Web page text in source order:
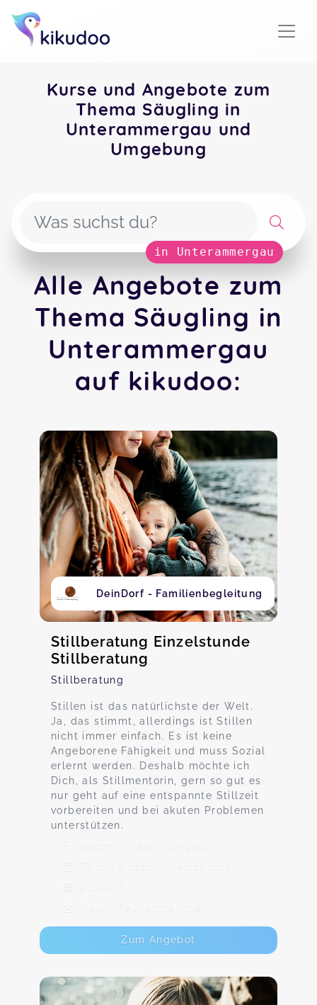
Kurse und Angebote zum
Thema Säugling in
Unterammergau und
Umgebung
in Unterammergau
Alle Angebote zum
Thema Säugling in
Unterammergau
auf kikudoo:
DeinDorf - Familienbegleitung
Stillberatung Einzelstunde
Stillberatung
Stillberatung
Stillen ist das natürlichste der Welt.
Ja, das stimmt, allerdings ist Stillen
nicht immer einfach. Es ist keine
Angeborene Fähigkeit und muss Sozial
erlernt werden. Deshalb möchte ich
Dich, als Stillmentorin, gern so gut es
nur geht auf eine entspannte Stillzeit
vorbereiten und bei akuten Problemen
unterstützen.
82497 Unterammergau
Termine nach Vereinbarung
50,00 €
Max. 1 TeilnehmerInnen
Zum Angebot